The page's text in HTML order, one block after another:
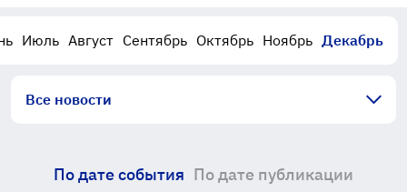
Июль Август Сентябрь Октябрь Ноябрь Декабрь
Все новости
По дате события По дате публикации